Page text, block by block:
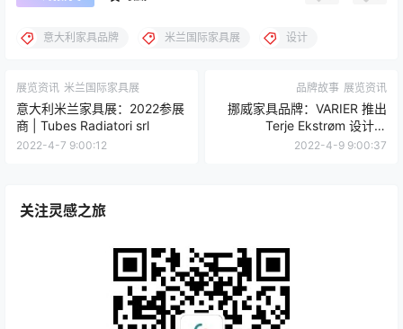
究和发展的佼佼者。”